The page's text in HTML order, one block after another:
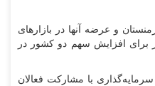
و عرضه آنها در بازارهای
برای افزایش سهم دو کشور در
با مشارکت فعالان